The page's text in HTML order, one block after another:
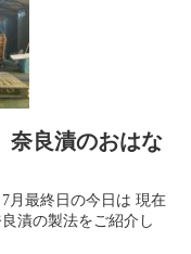
奈良漬のおはな
月最終日の今日は 現在
漬の製法をご紹介し